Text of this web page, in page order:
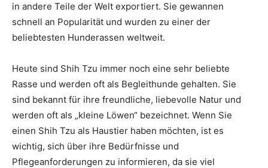
in andere Teile der Welt exportiert. Sie gewannen
schnell an Popularität und wurden zu einer der
beliebtesten Hunderassen weltweit.
Heute sind Shih Tzu immer noch eine sehr beliebte
Rasse und werden oft als Begleithunde gehalten. Sie
sind bekannt für ihre freundliche, liebevolle Natur und
werden oft als „kleine Löwen“ bezeichnet. Wenn Sie
einen Shih Tzu als Haustier haben möchten, ist es
wichtig, sich über ihre Bedürfnisse und
Pflegeanforderungen zu informieren, da sie viel